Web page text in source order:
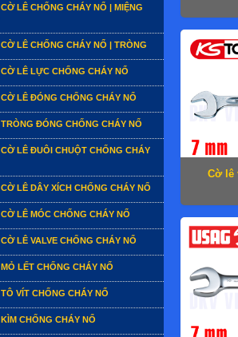
CỜ LÊ CHỐNG CHÁY NỔ | MIỆNG
CỜ LÊ CHỐNG CHÁY NỔ | TRÒNG
CỜ LÊ LỰC CHỐNG CHÁY NỔ
CỜ LÊ ĐÓNG CHỐNG CHÁY NỔ
TRÒNG ĐÓNG CHỐNG CHÁY NỔ
CỜ LÊ ĐUÔI CHUỘT CHỐNG CHÁY
CỜ LÊ DÂY XÍCH CHỐNG CHÁY NỔ
CỜ LÊ MÓC CHỐNG CHÁY NỔ
CỜ LÊ VALVE CHỐNG CHÁY NỔ
MỎ LẾT CHỐNG CHÁY NỔ
TÔ VÍT CHỐNG CHÁY NỔ
KÌM CHỐNG CHÁY NỔ
Cờ lê